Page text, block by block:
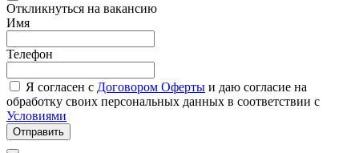
Откликнуться на вакансию
Имя
Телефон
Я согласен с Договором Оферты и даю согласие на
обработку своих персональных данных в соответствии с
Условиями
Отправить